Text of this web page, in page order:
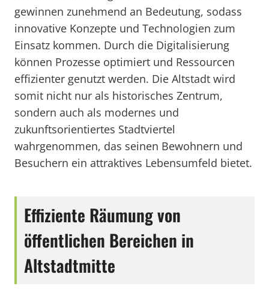
gewinnen zunehmend an Bedeutung, sodass
innovative Konzepte und Technologien zum
Einsatz kommen. Durch die Digitalisierung
können Prozesse optimiert und Ressourcen
effizienter genutzt werden. Die Altstadt wird
somit nicht nur als historisches Zentrum,
sondern auch als modernes und
zukunftsorientiertes Stadtviertel
wahrgenommen, das seinen Bewohnern und
Besuchern ein attraktives Lebensumfeld bietet.
Effiziente Räumung von
öffentlichen Bereichen in
Altstadtmitte